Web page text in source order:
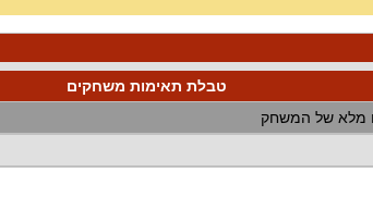
טבלת תאימות משחקים
מלא של המשחק